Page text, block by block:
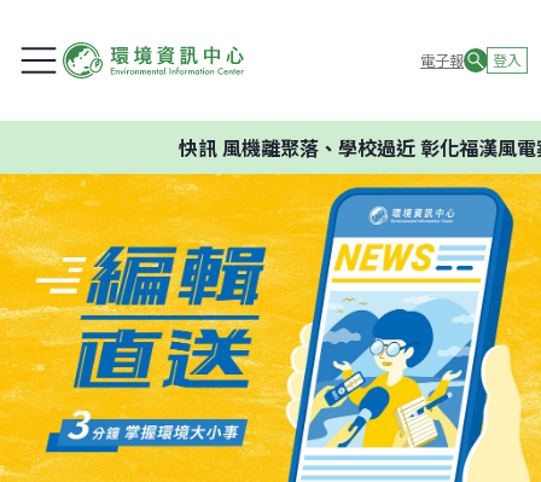
電子報 登入
快訊風機離聚落、學校過近 彰化福漢風電